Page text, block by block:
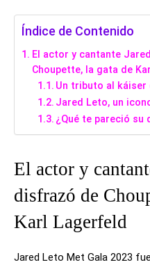
Índice de Contenido
El actor y cantante
Choupette, la gata de
Un tributo al káiser
Jared Leto, un
¿Qué te pareció su
El actor y
disfrazó de
Karl Lagerfeld
Jared Leto Met Gala 2023